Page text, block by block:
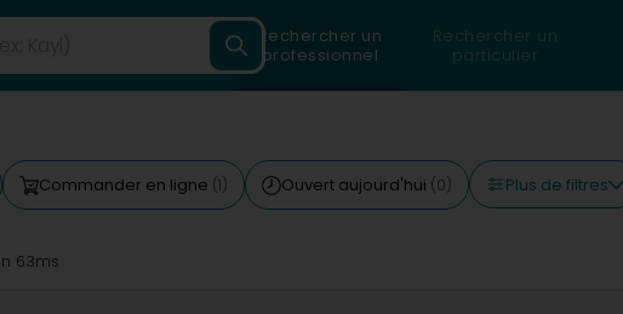
Rechercher un
professionnel
Rechercher un
particulier
Commander en ligne (1) Ouvert aujourd'hui (0) Plus de filtres
63ms